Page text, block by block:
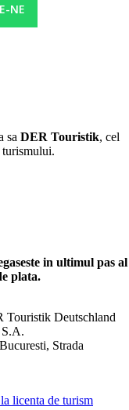
NE
sa DER Touristik, cel
turismului.
in ultimul pas al
plata.
Touristik Deutschland
Strada
licenta de turism